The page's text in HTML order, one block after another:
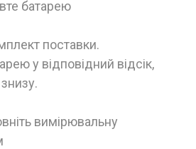
батарею
поставки.
у відповідний відсік,
вимірювальну